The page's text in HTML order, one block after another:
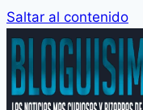
Saltar al contenido